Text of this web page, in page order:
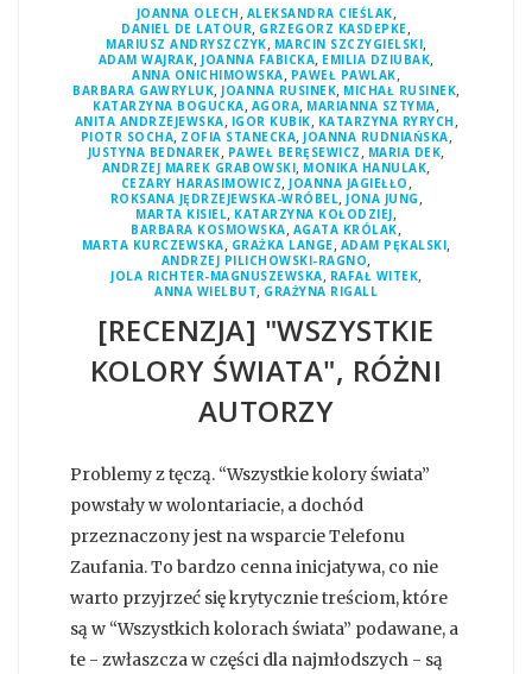
JOANNA OLECH , ALEKSANDRA CIEŚLAK,
DANIEL DE LATOUR, GRZEGORZ KASDEPKE,
MARIUSZ ANDRYSZCZYK, MARCIN SZCZYGIELSKI,
ADAM WAJRAK, JOANNA FABICKA, EMILIA DZIUBAK,
ANNA ONICHIMOWSKA, PAWEŁ PAWLAK,
BARBARA GAWRYLUK, JOANNA RUSINEK, MICHAŁ RUSINEK,
KATARZYNA BOGUCKA, AGORA, MARIANNA SZTYMA,
ANITA ANDRZEJEWSKA, IGOR KUBIK, KATARZYNA RYRYCH ,
PIOTR SOCHA, ZOFIA STANECKA, JOANNA RUDNIAŃSKA,
JUSTYNA BEDNAREK, PAWEŁ BERĘSEWICZ , MARIA DEK,
ANDRZEJ MAREK GRABOWSKI, MONIKA HANULAK,
CEZARY HARASIMOWICZ, JOANNA JAGIEŁŁO ,
ROKSANA JĘDRZEJEWSKA-WRÓBEL, JONA JUNG ,
MARTA KISIEL, KATARZYNA KOŁODZIEJ,
BARBARA KOSMOWSKA, AGATA KRÓLAK,
MARTA KURCZEWSKA, GRAŻKA LANGE, ADAM PĘKALSKI,
ANDRZEJ PILICHOWSKI-RAGNO,
JOLA RICHTER-MAGNUSZEWSKA, RAFAŁ WITEK,
ANNA WIELBUT, GRAŻYNA RIGALL
[RECENZJA] "WSZYSTKIE
KOLORY ŚWIATA", RÓŻNI
AUTORZY
Problemy z tęczą. “Wszystkie kolory świata”
powstały w wolontariacie, a dochód
przeznaczony jest na wsparcie Telefonu
Zaufania. To bardzo cenna inicjatywa, co nie
warto przyjrzeć się krytycznie treściom, które
są w “Wszystkich kolorach świata” podawane, a
te - zwłaszcza w części dla najmłodszych - są